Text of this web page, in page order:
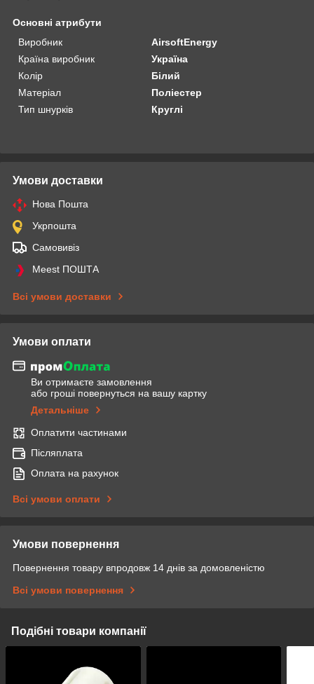
Основні атрибути
Виробник
AirsoftEnergy
Країна виробник
Україна
Колір
Білий
Матеріал
Поліестер
Тип шнурків
Круглі
Умови доставки
Нова Пошта
Укрпошта
Самовивіз
Meest ПОШТА
Всі умови доставки
Умови оплати
Ви отримаєте замовлення
або гроші повернуться на вашу картку
Детальніше
Оплатити частинами
Післяплата
Оплата на рахунок
Всі умови оплати
Умови повернення
Повернення товару впродовж 14 днів за домовленістю
Всі умови повернення
Подібні товари компанії